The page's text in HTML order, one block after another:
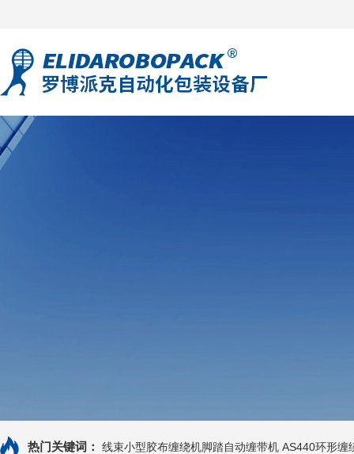
热门关键词： 线束小型胶布缠绕机脚踏自动缠带机 AS440环形缠